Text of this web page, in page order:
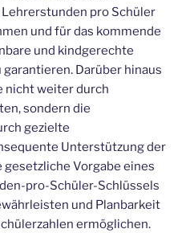
pro Schüler
und für das kommende
und kindgerechte
Darüber hinaus
nicht weiter durch
sondern die
gezielte
Unterstützung der
gesetzliche Vorgabe eines
pro-Schüler-Schlüssels
und Planbarkeit
ermöglichen.